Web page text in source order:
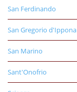
San Ferdinando
San Gregorio d'Ippona
San Marino
Sant'Onofrio